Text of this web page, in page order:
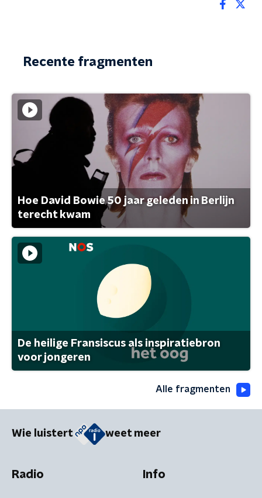
Recente fragmenten
Hoe David Bowie 50 jaar geleden in Berlijn
terecht kwam
De heilige Fransiscus als inspiratiebron
voor jongeren
Alle fragmenten
Wie luistert weet meer
Radio Info